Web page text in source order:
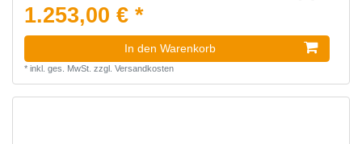
1.253,00 € *
In den Warenkorb
* inkl. ges. MwSt. zzgl. Versandkosten